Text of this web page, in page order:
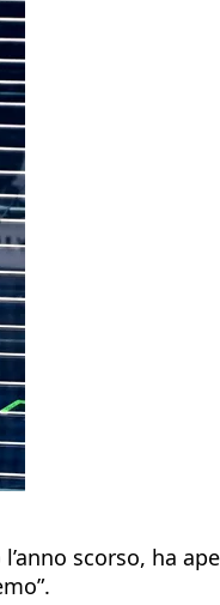
scorso, ha